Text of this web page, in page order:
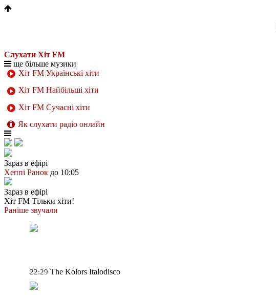
Слухати Хіт FM
ще більше музики
Хіт FM Українські хіти
Хіт FM Найбільші хіти
Хіт FM Сучасні хіти
Як слухати радіо онлайн
Зараз в ефірі
Хеппі Ранок до 10:05
Зараз в ефірі
Хіт FM Тільки хіти!
Раніше звучали
22:29 The Kolors Italodisco